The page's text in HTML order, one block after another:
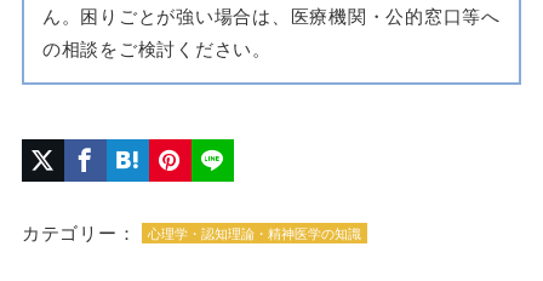
ん。困りごとが強い場合は、医療機関・公的窓口等へ
の相談をご検討ください。
カテゴリー： 心理学・認知理論・精神医学の知識